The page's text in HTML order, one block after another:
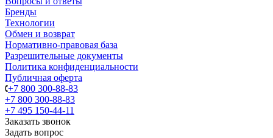
Бренды
Технологии
Обмен и возврат
Нормативно-правовая база
Разрешительные документы
Политика конфиденциальности
Публичная оферта
+7 800 300-88-83
+7 800 300-88-83
+7 495 150-44-11
Заказать звонок
Задать вопрос